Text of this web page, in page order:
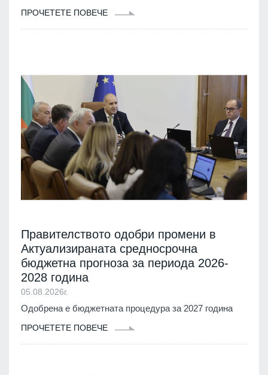
ПРОЧЕТЕТЕ ПОВЕЧЕ
Правителството одобри промени в
Актуализираната средносрочна
бюджетна прогноза за периода 2026-
2028 година
05.08.2026г.
Одобрена е бюджетната процедура за 2027 година
ПРОЧЕТЕТЕ ПОВЕЧЕ